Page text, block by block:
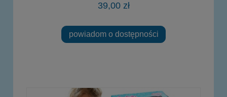
39,00 zł
powiadom o dostępności